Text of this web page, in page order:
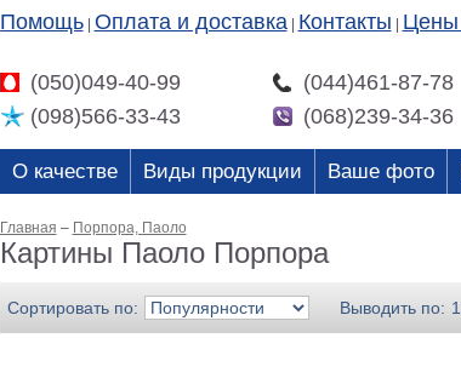
Помощь Оплата и доставка Контакты Цены
(050)049-40-99 (044)461-87-78
(098)566-33-43
(068)239-34-36
О качестве Виды продукции Ваше фото
Главная – Порпора, Паоло
Картины Паоло Порпора
Сортировать по: Выводить по: